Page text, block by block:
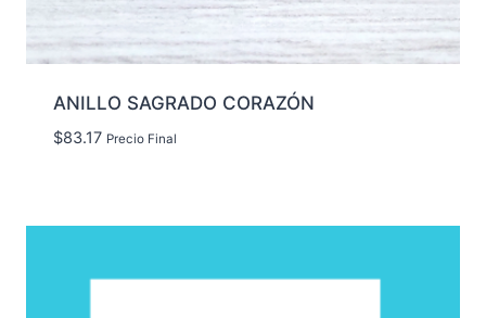
ANILLO SAGRADO CORAZÓN
$83.17 Precio Final